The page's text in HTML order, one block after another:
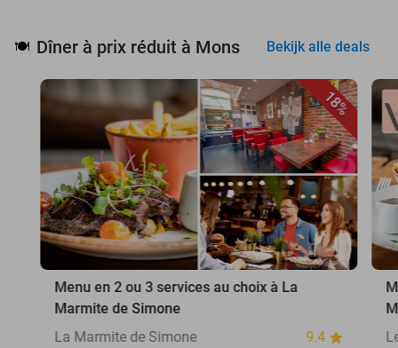
🍽️ Dîner à prix réduit à Mons Bekijk alle deals
18%
Menu en 2 ou 3 services au choix à La
Marmite de Simone
La Marmite de Simone
9.4